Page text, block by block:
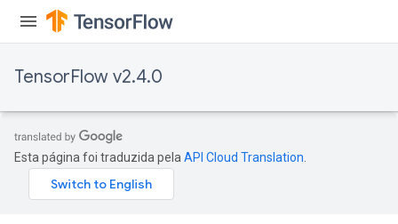
TensorFlow v2.4.0
Esta página foi traduzida pela API Cloud Translation